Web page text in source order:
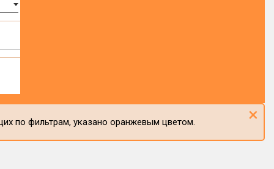
по фильтрам, указано оранжевым цветом. ×